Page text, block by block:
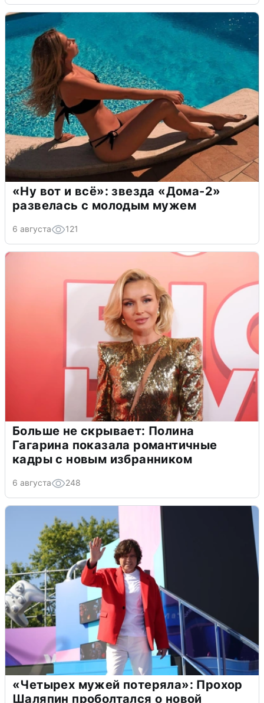
«Ну вот и всё»: звезда «Дома-2»
развелась с молодым мужем
6 августа 121
Больше не скрывает: Полина
Гагарина показала романтичные
кадры с новым избранником
6 августа 248
«Четырех мужей потеряла»: Прохор
Шаляпин проболтался о новой